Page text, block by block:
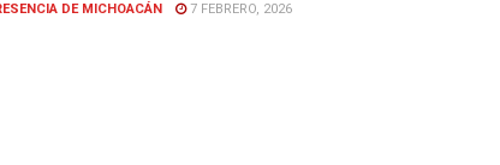
DE MICHOACÁN 7 FEBRERO, 2026